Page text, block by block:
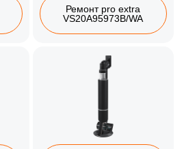
Ремонт pro extra
VS20A95973B/WA